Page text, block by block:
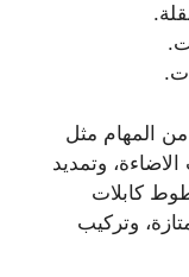
من المهام مثل
وتمديد
كابلات
وتركيب